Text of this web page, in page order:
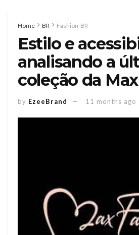
Home BR Fashion-BR
Estilo e
analisando a
coleção da
by EzeeBrand 11 months ago